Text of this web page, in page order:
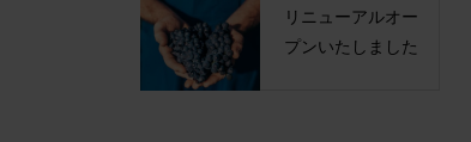
リニューアルオー
プンいたしました